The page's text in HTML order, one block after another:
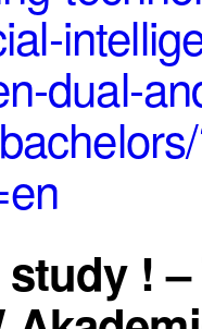
Kontraste
dual-
!